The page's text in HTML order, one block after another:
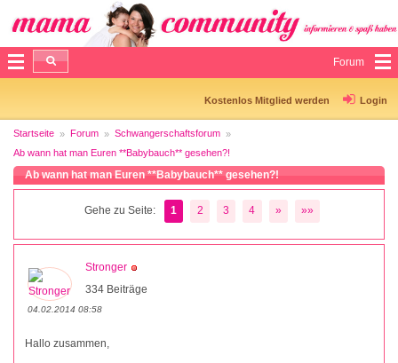
Forum
Kostenlos Mitglied werden Login
Startseite Forum
Schwangerschaftsforum
Ab wann hat man Euren **Babybauch** gesehen?!
Ab wann hat man Euren **Babybauch** gesehen?!
Gehe zu Seite: 1 2 3 4 » »»
Stronger
334 Beiträge
04.02.2014 08:58
Hallo zusammen,